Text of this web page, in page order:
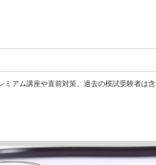
アム講座や直前対策、過去の模試受験者は含